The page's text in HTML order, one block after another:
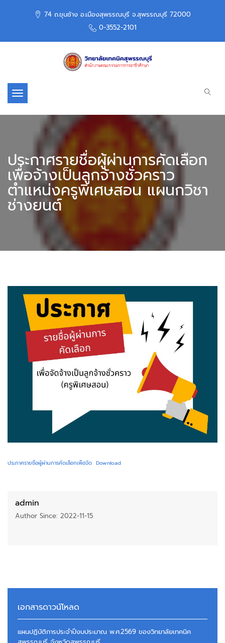
74 ถ.ขุนช้าง อ.เมืองสุพรรณบุรี จ.สุพรรณบุรี 72000
0-3552-2101
Toggle navigation
ประกาศรายชื่อผู้ผ่านการคัดเลือก
เพื่อจ้างเป็นลูกจ้างชั่วคราว
ตำแหน่งครูพิเศษสอน แผนกวิชา
ช่างยนต์
ประกาศรายชื่อผู้ผ่านการคัดเลือกเพื่อจัด Download
admin
Author Since: 2022-11-15
เอกสารดาวน์โหลด
แผนปฏิบัติการประจำปีงบประมาณ พ.ศ.2569 ของวิทยาลัยเทคนิค